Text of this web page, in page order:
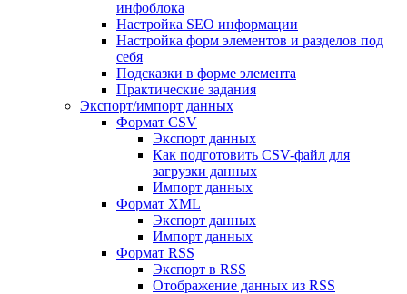
инфоблока
Настройка SEO информации
Настройка форм элементов и разделов под
себя
Подсказки в форме элемента
Практические задания
Экспорт/импорт данных
Формат CSV
Экспорт данных
Как подготовить CSV-файл для
загрузки данных
Импорт данных
Формат XML
Экспорт данных
Импорт данных
Формат RSS
Экспорт в RSS
Отображение данных из RSS